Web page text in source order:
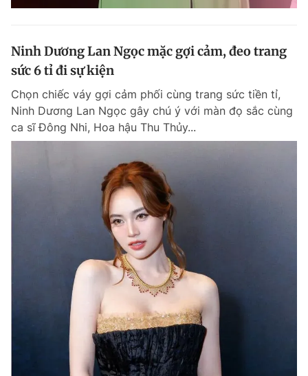
Ninh Dương Lan Ngọc mặc gợi cảm, đeo trang
sức 6 tỉ đi sự kiện
Chọn chiếc váy gợi cảm phối cùng trang sức tiền tỉ,
Ninh Dương Lan Ngọc gây chú ý với màn đọ sắc cùng
ca sĩ Đông Nhi, Hoa hậu Thu Thủy...